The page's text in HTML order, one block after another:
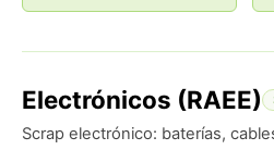
Electrónicos (RAEE)
Scrap electrónico: baterías,